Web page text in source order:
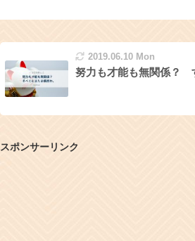
2019.06.10 Mon
努力も才能も無関係？
スポンサーリンク